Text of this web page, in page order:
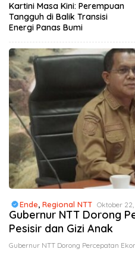
Kartini Masa Kini: Perempuan
Tangguh di Balik Transisi
Energi Panas Bumi
Ende, Regional NTT Oktober
Gubernur NTT Dorong
Pesisir dan Gizi Anak
Gubernur NTT Dorong Percepatan